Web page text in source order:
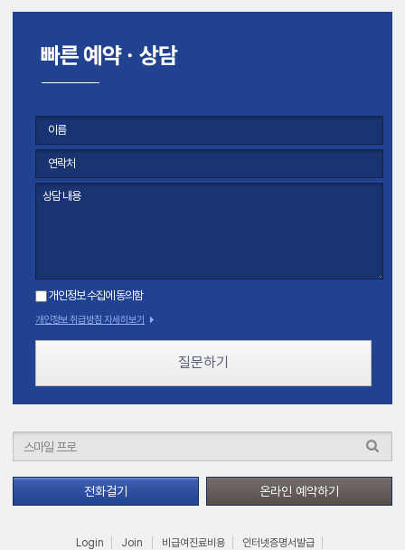
개인정보 수집에 동의함
개인정보 취급방침 자세히보기
질문하기
전화걸기 온라인 예약하기
Login Join 비급여진료비용 인터넷증명서발급